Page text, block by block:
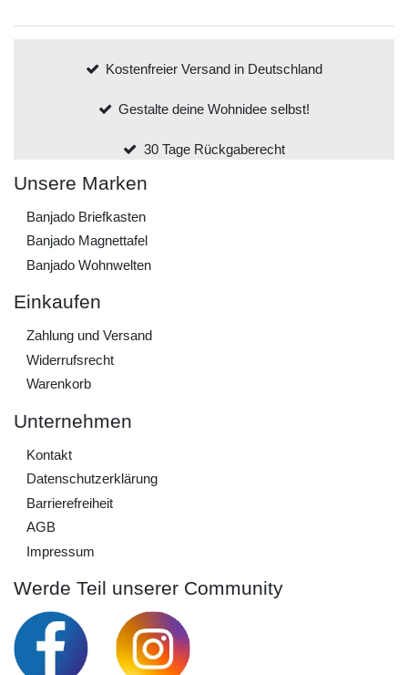
Kostenfreier Versand in Deutschland
Gestalte deine Wohnidee selbst!
30 Tage Rückgaberecht
Unsere Marken
Banjado Briefkasten
Banjado Magnettafel
Banjado Wohnwelten
Einkaufen
Zahlung und Versand
Widerrufs­recht
Warenkorb
Unternehmen
Kontakt
Daten­schutz­erklärung
Barrierefreiheit
AGB
Impressum
Werde Teil unserer Community